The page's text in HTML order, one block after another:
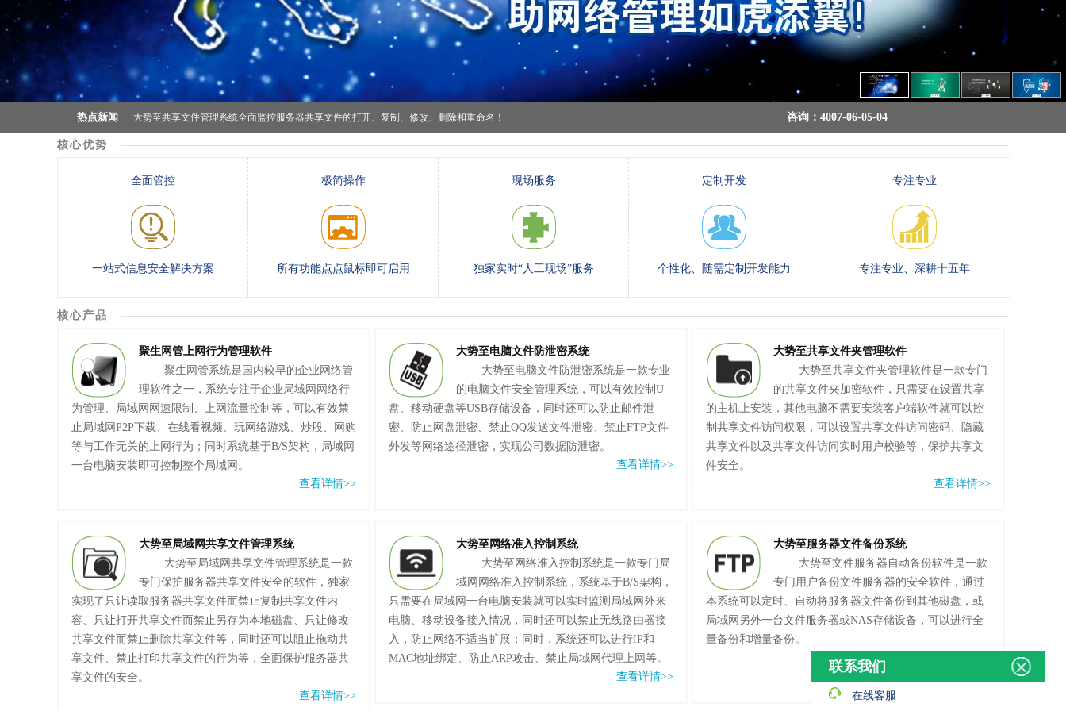
热点新闻
企业局域网管理员工上网行为，为什么一定选择要选择“聚生网管”局域网控制软件？
大势至共享文件管理系统全面监控服务器共享文件的打开、复制、修改、删除和重命名！
聚生网管国内独家完全禁用迅雷下载、限制QQ游戏、禁止PPS电视、控制电脑网速！
聚生网管独家集成“超级封堵规则”，实时定制任意网络软件的封堵！
企业局域网管理员工上网行为，为什么一定选择要选择“聚生网管”局域网控制软件？
大势至共享文件管理系统全面监控服务器共享文件的打开、复制、修改、删除和重命名！
聚生网管国内独家完全禁用迅雷下载、限制QQ游戏、禁止PPS电视、控制电脑网速！
咨询：4007-06-05-04
核心优势
全面管控
一站式信息安全解决方案
极简操作
所有功能点点鼠标即可启用
现场服务
独家实时“人工现场”服务
定制开发
个性化、随需定制开发能力
专注专业
专注专业、深耕十五年
核心产品
聚生网管上网行为管理软件
聚生网管系统是国内较早的企业网络管
理软件之一，系统专注于企业局域网网络行
为管理、局域网网速限制、上网流量控制等，可以有效禁
止局域网P2P下载、在线看视频、玩网络游戏、炒股、网购
等与工作无关的上网行为；同时系统基于B/S架构，局域网
一台电脑安装即可控制整个局域网。
查看详情>>
大势至电脑文件防泄密系统
大势至电脑文件防泄密系统是一款专业
的电脑文件安全管理系统，可以有效控制U
盘、移动硬盘等USB存储设备，同时还可以防止邮件泄
密、防止网盘泄密、禁止QQ发送文件泄密、禁止FTP文件
外发等网络途径泄密，实现公司数据防泄密。
查看详情>>
大势至共享文件夹管理软件
大势至共享文件夹管理软件是一款专门
的共享文件夹加密软件，只需要在设置共享
的主机上安装，其他电脑不需要安装客户端软件就可以控
制共享文件访问权限，可以设置共享文件访问密码、隐藏
共享文件以及共享文件访问实时用户校验等，保护共享文
件安全。
查看详情>>
大势至局域网共享文件管理系统
大势至局域网共享文件管理系统是一款
专门保护服务器共享文件安全的软件，独家
实现了只让读取服务器共享文件而禁止复制共享文件内
容、只让打开共享文件而禁止另存为本地磁盘、只让修改
共享文件而禁止删除共享文件等，同时还可以阻止拖动共
享文件、禁止打印共享文件的行为等，全面保护服务器共
享文件的安全。
查看详情>>
大势至网络准入控制系统
大势至网络准入控制系统是一款专门局
域网网络准入控制系统，系统基于B/S架构，
只需要在局域网一台电脑安装就可以实时监测局域网外来
电脑、移动设备接入情况，同时还可以禁止无线路由器接
入，防止网络不适当扩展；同时，系统还可以进行IP和
MAC地址绑定、防止ARP攻击、禁止局域网代理上网等。
查看详情>>
大势至服务器文件备份系统
大势至文件服务器自动备份软件是一款
专门用户备份文件服务器的安全软件，通过
本系统可以定时、自动将服务器文件备份到其他磁盘，或
局域网另外一台文件服务器或NAS存储设备，可以进行全
量备份和增量备份。
联系我们
在线客服